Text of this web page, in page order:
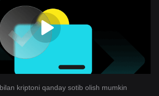
kriptoni qanday sotib olish mumkin